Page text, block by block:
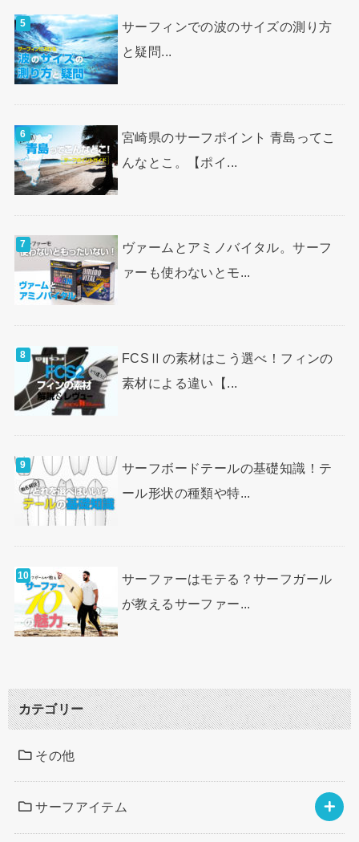
サーフィンでの波のサイズの測り方
と疑問...
宮崎県のサーフポイント 青島ってこ
んなとこ。【ポイ...
ヴァームとアミノバイタル。サーフ
ァーも使わないとモ...
FCSⅡの素材はこう選べ！フィンの
素材による違い【...
サーフボードテールの基礎知識！テ
ール形状の種類や特...
サーファーはモテる？サーフガール
が教えるサーファー...
カテゴリー
その他
サーフアイテム